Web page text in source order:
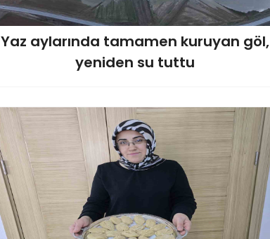
Yaz aylarında tamamen kuruyan göl,
yeniden su tuttu